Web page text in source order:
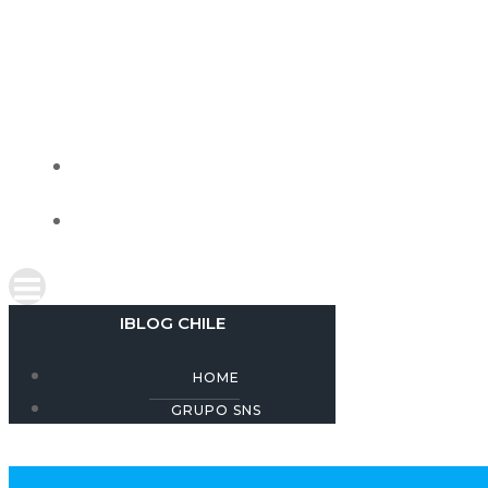
IBLOG CHILE
HOME
GRUPO SNS